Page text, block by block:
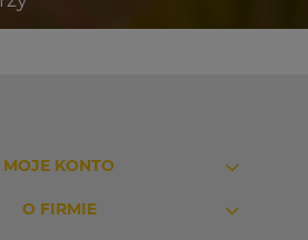
MOJE KONTO
O FIRMIE